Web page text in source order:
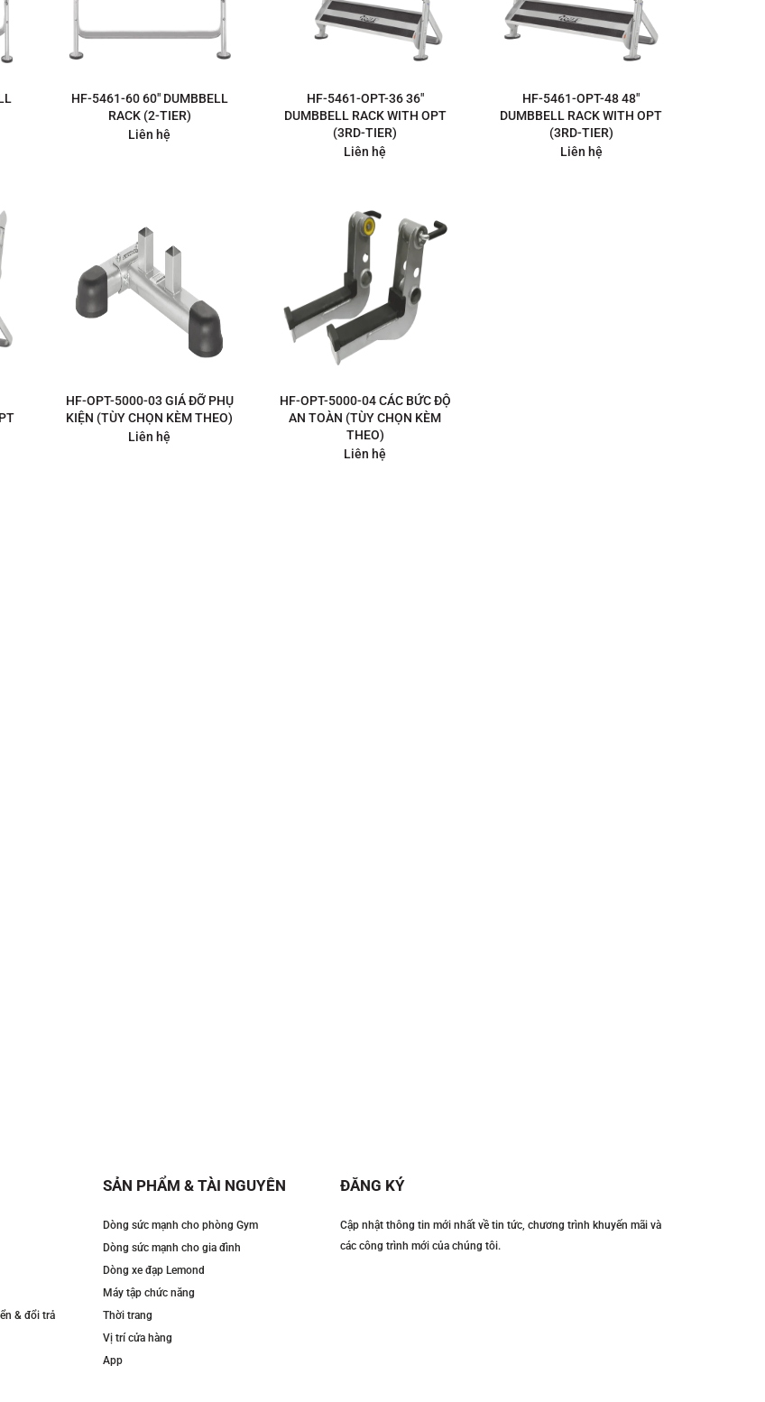
HF-5461-60 60″ DUMBBELL
RACK (2-TIER)
Liên hệ
HF-5461-OPT-36 36″
DUMBBELL RACK WITH OPT
(3RD-TIER)
Liên hệ
HF-5461-OPT-48 48″
DUMBBELL RACK WITH OPT
(3RD-TIER)
Liên hệ
HF-OPT-5000-03 GIÁ ĐỠ PHỤ
KIỆN (TÙY CHỌN KÈM THEO)
Liên hệ
HF-OPT-5000-04 CÁC BỨC ĐỘ
AN TOÀN (TÙY CHỌN KÈM
THEO)
Liên hệ
& đổi trả
SẢN PHẨM & TÀI NGUYÊN
Dòng sức mạnh cho phòng Gym
Dòng sức mạnh cho gia đình
Dòng xe đạp Lemond
Máy tập chức năng
Thời trang
Vị trí cửa hàng
App
ĐĂNG KÝ
Cập nhật thông tin mới nhất về tin tức, chương trình khuyến mãi và
các công trình mới của chúng tôi.